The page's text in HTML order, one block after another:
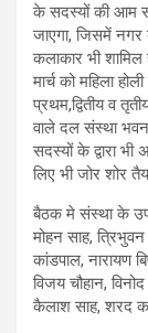
के सदस्यों की आम
जाएगा, जिसमें
कलाकार भी
मार्च को महिला
प्रथम,द्वितीय व
वाले दल संस्था
सदस्यों के द्वारा
लिए भी जोर शोर
बैठक मे संस्था के
मोहन साह, त्रिभुवन
कांडपाल, नारायण
विजय चौहान,
कैलाश साह, शरद